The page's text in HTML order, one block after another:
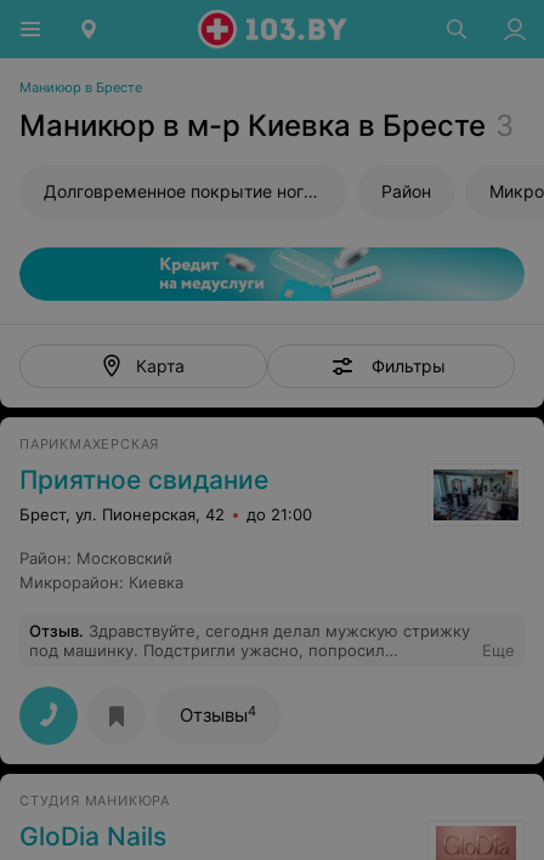
Маникюр в Бресте
Маникюр в м-р Киевка в Бресте 3
Долговременное покрытие ногтей Район
Карта Фильтры
ПАРИКМАХЕРСКАЯ
Приятное свидание
Брест, ул. Пионерская, 42 до 21:00
Район: Московский
Микрорайон: Киевка
Отзыв. Здравствуйте, сегодня делал мужскую стрижку
под машинку. Подстригли ужасно, попросил
жалобу проигнорировал. Жаль нельзя фото
прикрепить. Настоятельно не рекомендую -
выброшенные деньги
Еще
Отзывы4
СТУДИЯ МАНИКЮРА
GloDia Nails